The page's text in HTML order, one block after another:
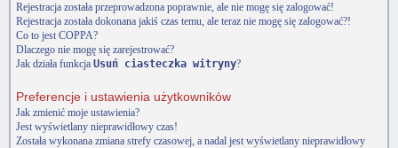
Rejestracja została przeprowadzona poprawnie, ale nie mogę się zalogować!
Rejestracja została dokonana jakiś czas temu, ale teraz nie mogę się zalogować?!
Co to jest COPPA?
Dlaczego nie mogę się zarejestrować?
Jak działa funkcja Usuń ciasteczka witryny?
Preferencje i ustawienia użytkowników
Jak zmienić moje ustawienia?
Jest wyświetlany nieprawidłowy czas!
Została wykonana zmiana strefy czasowej, a nadal jest wyświetlany nieprawidłowy